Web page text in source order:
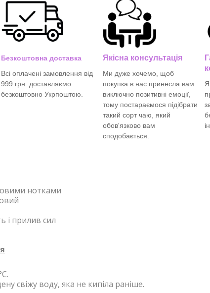
Безкоштовна доставка
Всі оплачені замовлення від
999 грн. доставляємо
безкоштовно Укрпоштою.
Якісна консультація
Ми дуже хочемо, щоб
покупка в нас принесла вам
виключно позитивні емоції,
тому постараємося підібрати
такий сорт чаю, який
обов'язково вам
сподобається.
нотками
і прилив сил
свіжу воду, яка не кипіла раніше.